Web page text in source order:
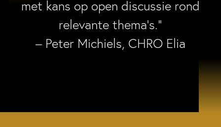
met kans op open discussie rond
relevante thema’s.”
– Peter Michiels, CHRO Elia